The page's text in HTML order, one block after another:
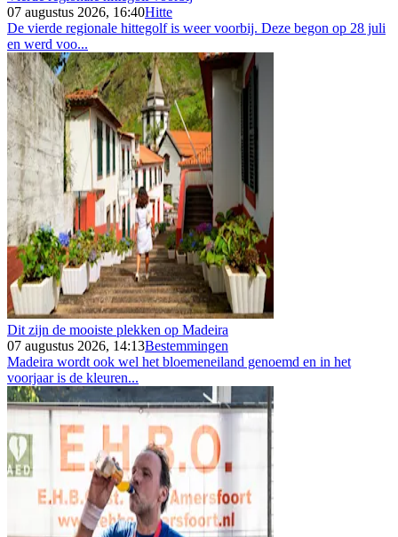
07 augustus 2026, 16:40Hitte
De vierde regionale hittegolf is weer voorbij. Deze begon op 28 juli
en werd voo...
Dit zijn de mooiste plekken op Madeira
07 augustus 2026, 14:13Bestemmingen
Madeira wordt ook wel het bloemeneiland genoemd en in het
voorjaar is de kleuren...